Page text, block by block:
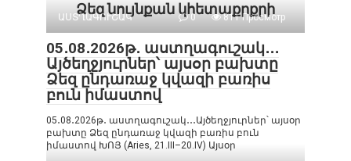
Ձեզ նույնքան կհետաքրքրի
ԱՍՏՂԱԳՈՒՇԱԿ 0 811 Просмотр
05․08․2026թ․ աստղագուշակ․․․
Այծեղջյուրներ՝ այսօր բախտը
Ձեզ ընդառաջ կվազի բառիս
բուն իմաստով
05․08․2026թ․ աստղագուշակ․․․Այծեղջյուրներ՝ այսօր
բախտը Ձեզ ընդառաջ կվազի բառիս բուն
իմաստով ԽՈՅ (Aries, 21.III–20.IV) Այսօր